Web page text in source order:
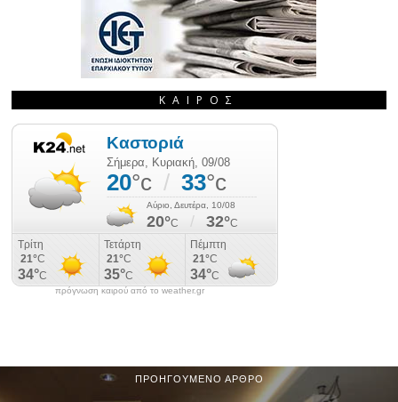
ΚΑΙΡΌΣ
πρόγνωση καιρού από το weather.gr
ΠΡΟΗΓΟΎΜΕΝΟ ΆΡΘΡΟ